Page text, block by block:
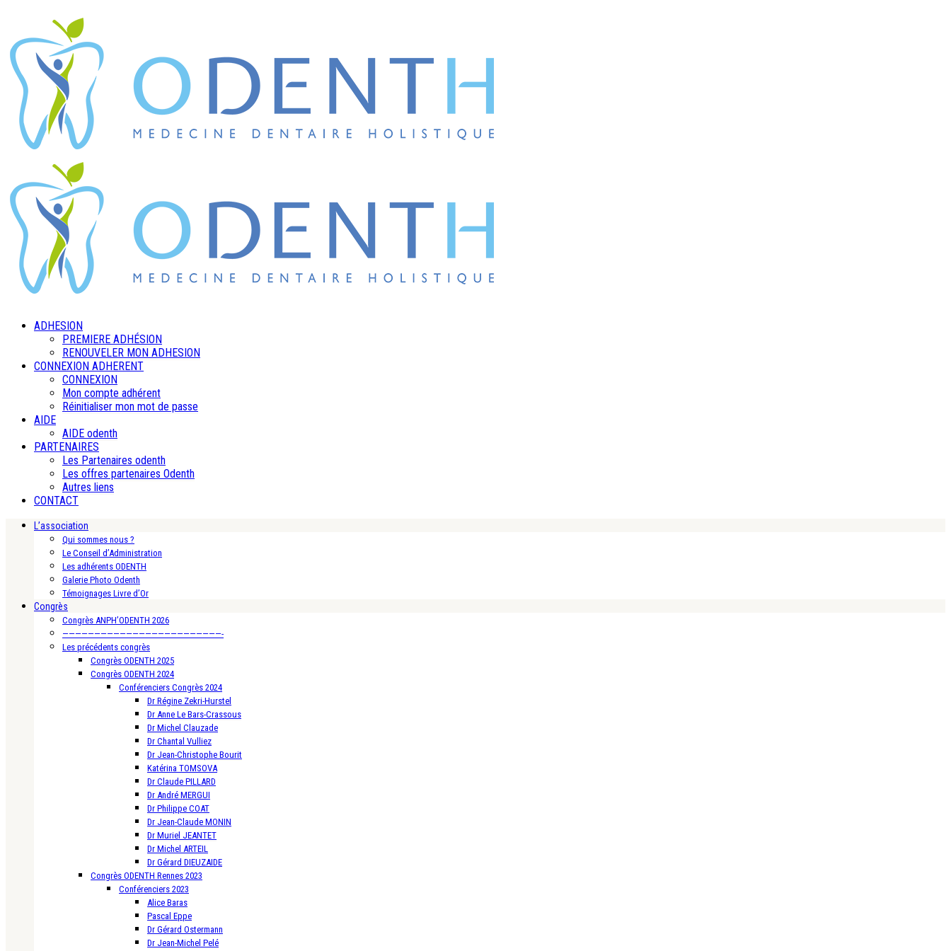
ADHESION
PREMIERE ADHÉSION
RENOUVELER MON ADHESION
CONNEXION ADHERENT
CONNEXION
Mon compte adhérent
Réinitialiser mon mot de passe
AIDE
AIDE odenth
PARTENAIRES
Les Partenaires odenth
Les offres partenaires Odenth
Autres liens
CONTACT
L’association
Qui sommes nous ?
Le Conseil d’Administration
Les adhérents ODENTH
Galerie Photo Odenth
Témoignages Livre d’Or
Congrès
Congrès ANPH’ODENTH 2026
—————————————————————————-
Les précédents congrès
Congrès ODENTH 2025
Congrès ODENTH 2024
Conférenciers Congrès 2024
Dr Régine Zekri-Hurstel
Dr Anne Le Bars-Crassous
Dr Michel Clauzade
Dr Chantal Vulliez
Dr Jean-Christophe Bourit
Katérina TOMSOVA
Dr Claude PILLARD
Dr André MERGUI
Dr Philippe COAT
Dr Jean-Claude MONIN
Dr Muriel JEANTET
Dr Michel ARTEIL
Dr Gérard DIEUZAIDE
Congrès ODENTH Rennes 2023
Conférenciers 2023
Alice Baras
Pascal Eppe
Dr Gérard Ostermann
Dr Jean-Michel Pelé